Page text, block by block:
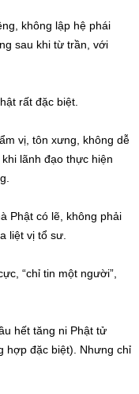
không lập hệ phái
sau khi từ trần, với
rất đặc biệt.
vị, tôn xưng, không dễ
lãnh đạo thực hiện
Phật có lẽ, không phải
liệt vị tổ sư.
“chỉ tin một người”,
hết tăng ni Phật tử
hợp đặc biệt). Nhưng chỉ